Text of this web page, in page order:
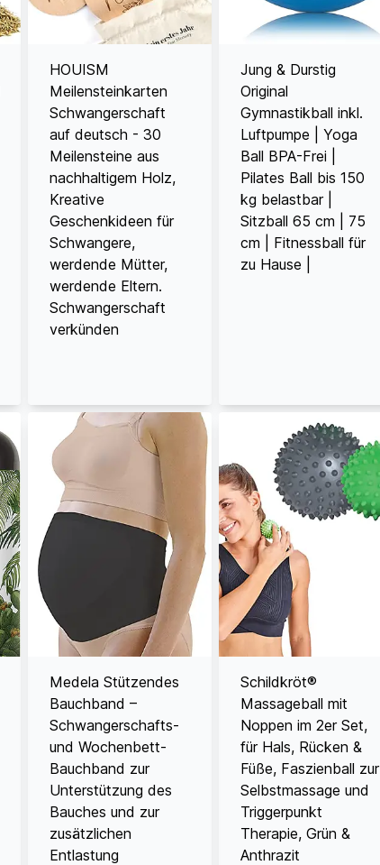
HOUISM
Meilensteinkarten
Schwangerschaft
auf deutsch - 30
Meilensteine aus
nachhaltigem Holz,
Kreative
Geschenkideen für
Schwangere,
werdende Mütter,
werdende Eltern.
Schwangerschaft
verkünden
Jung & Durstig
Original
Gymnastikball inkl.
Luftpumpe | Yoga
Ball BPA-Frei |
Pilates Ball bis 150
kg belastbar |
Sitzball 65 cm | 75
cm | Fitnessball für
zu Hause |
Medela Stützendes
Bauchband –
Schwangerschafts-
und Wochenbett-
Bauchband zur
Unterstützung des
Bauches und zur
zusätzlichen
Entlastung
Schildkröt®
Massageball mit
Noppen im 2er Set,
für Hals, Rücken &
Füße, Faszienball zur
Selbstmassage und
Triggerpunkt
Therapie, Grün &
Anthrazit